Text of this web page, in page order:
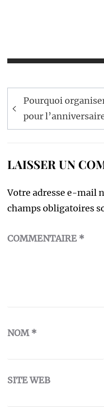
Navigation
de
l’article
Pourquoi
pour
LAISSER UN
Votre adresse e-mail
champs obligatoires
COMMENTAIRE *
NOM*
SITE WEB